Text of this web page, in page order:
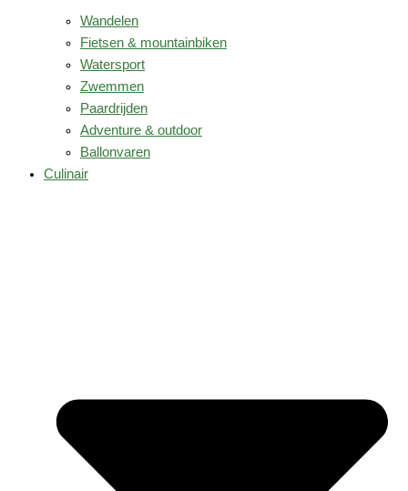
Wandelen
Fietsen & mountainbiken
Watersport
Zwemmen
Paardrijden
Adventure & outdoor
Ballonvaren
Culinair